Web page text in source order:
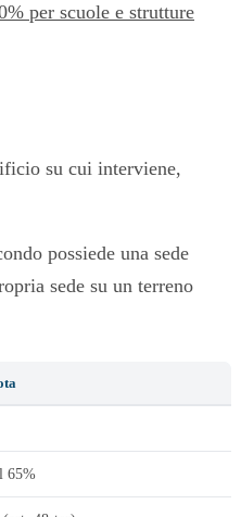
per scuole e strutture
su cui interviene,
possiede una sede
sede su un terreno
65%